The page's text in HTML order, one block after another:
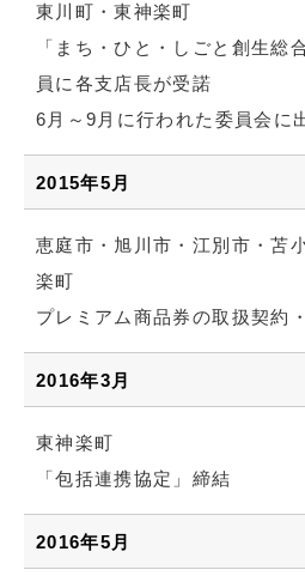
東川町・東神楽町
「まち・ひと・しごと創生総
員に各支店長が受諾
6月～9月に行われた委員会に
2015年5月
恵庭市・旭川市・江別市・苫
楽町
プレミアム商品券の取扱契約
2016年3月
東神楽町
「包括連携協定」締結
2016年5月